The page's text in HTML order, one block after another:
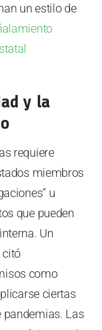
un estilo de
y la
requiere
miembros
u
que pueden
Un
citó
como
ciertas
pandemias. Las